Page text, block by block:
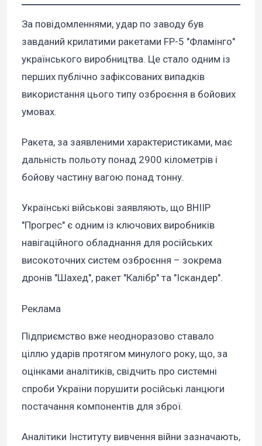
За повідомленнями, удар по заводу був
завданий крилатими ракетами FP-5 "Фламінго"
українського виробництва. Це стало одним із
перших публічно зафіксованих випадків
використання цього типу озброєння в бойових
умовах.
Ракета, за заявленими характеристиками, має
дальність польоту понад 2900 кілометрів і
бойову частину вагою понад тонну.
Українські військові заявляють, що ВНІІР
"Прогрес" є одним із ключових виробників
навігаційного обладнання для російських
високоточних систем озброєння – зокрема
дронів "Шахед", ракет "Калібр" та "Іскандер".
Реклама
Підприємство вже неодноразово ставало
ціллю ударів протягом минулого року, що, за
оцінками аналітиків, свідчить про системні
спроби України порушити російські ланцюги
постачання компонентів для зброї.
Аналітики Інституту вивчення війни зазначають,